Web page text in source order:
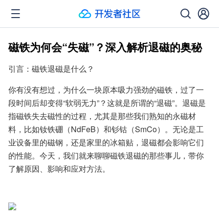
磁铁为何会“失磁”？深入解析退磁的奥秘
引言：磁铁退磁是什么？
你有没有想过，为什么一块原本吸力强劲的磁铁，过了一
段时间后却变得“软弱无力”？这就是所谓的“退磁”。退磁是
指磁铁失去磁性的过程，尤其是那些我们熟知的永磁材
料，比如钕铁硼（NdFeB）和钐钴（SmCo）。无论是工
业设备里的磁钢，还是家里的冰箱贴，退磁都会影响它们
的性能。今天，我们就来聊聊磁铁退磁的那些事儿，带你
了解原因、影响和应对方法。